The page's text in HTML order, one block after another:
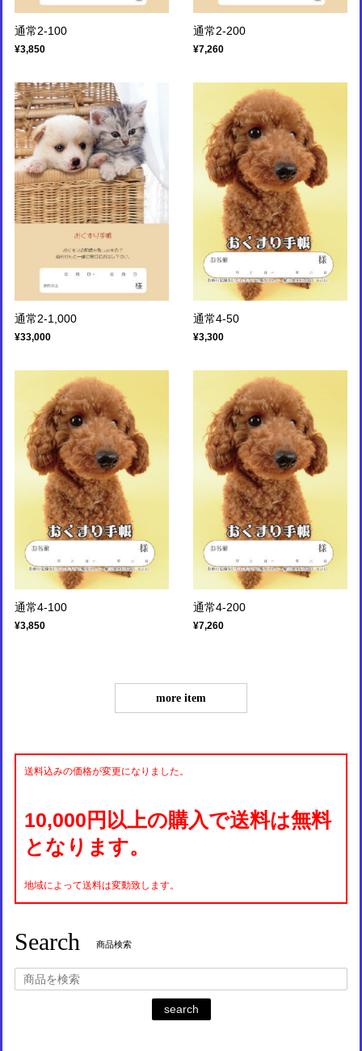
通常2-100
¥3,850
通常2-200
¥7,260
通常2-1,000
¥33,000
通常4-50
¥3,300
通常4-100
¥3,850
通常4-200
¥7,260
more item
送料込みの価格が変更になりました。
10,000円以上の購入で送料は無料
となります。
地域によって送料は変動致します。
Search 商品検索
search